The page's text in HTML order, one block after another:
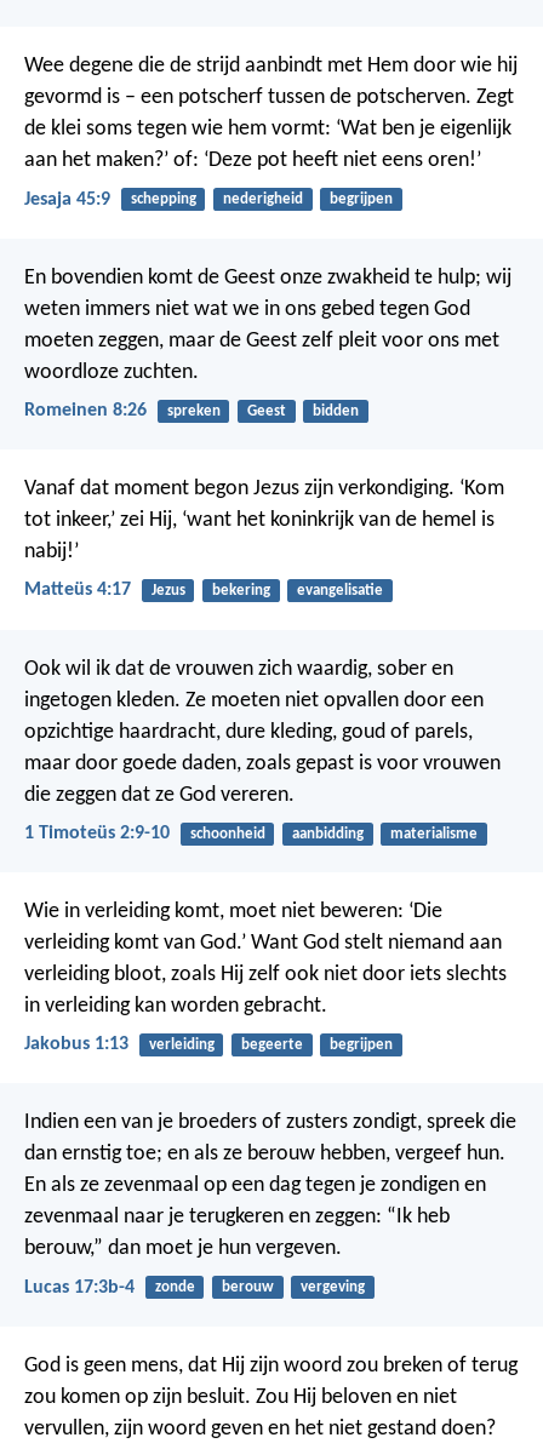
Wee degene die de strijd aanbindt met Hem door wie hij
gevormd is – een potscherf tussen de potscherven. Zegt
de klei soms tegen wie hem vormt: ‘Wat ben je eigenlijk
aan het maken?’ of: ‘Deze pot heeft niet eens oren!’
Jesaja 45:9 schepping nederigheid begrijpen
En bovendien komt de Geest onze zwakheid te hulp; wij
weten immers niet wat we in ons gebed tegen God
moeten zeggen, maar de Geest zelf pleit voor ons met
woordloze zuchten.
Romeinen 8:26 spreken Geest bidden
Vanaf dat moment begon Jezus zijn verkondiging. ‘Kom
tot inkeer,’ zei Hij, ‘want het koninkrijk van de hemel is
nabij!’
Matteüs 4:17 Jezus bekering evangelisatie
Ook wil ik dat de vrouwen zich waardig, sober en
ingetogen kleden. Ze moeten niet opvallen door een
opzichtige haardracht, dure kleding, goud of parels,
maar door goede daden, zoals gepast is voor vrouwen
die zeggen dat ze God vereren.
1 Timoteüs 2:9-10 schoonheid aanbidding materialisme
Wie in verleiding komt, moet niet beweren: ‘Die
verleiding komt van God.’ Want God stelt niemand aan
verleiding bloot, zoals Hij zelf ook niet door iets slechts
in verleiding kan worden gebracht.
Jakobus 1:13 verleiding begeerte begrijpen
Indien een van je broeders of zusters zondigt, spreek die
dan ernstig toe; en als ze berouw hebben, vergeef hun.
En als ze zevenmaal op een dag tegen je zondigen en
zevenmaal naar je terugkeren en zeggen: “Ik heb
berouw,” dan moet je hun vergeven.
Lucas 17:3b-4 zonde berouw vergeving
God is geen mens, dat Hij zijn woord zou breken of terug
zou komen op zijn besluit. Zou Hij beloven en niet
vervullen, zijn woord geven en het niet gestand doen?